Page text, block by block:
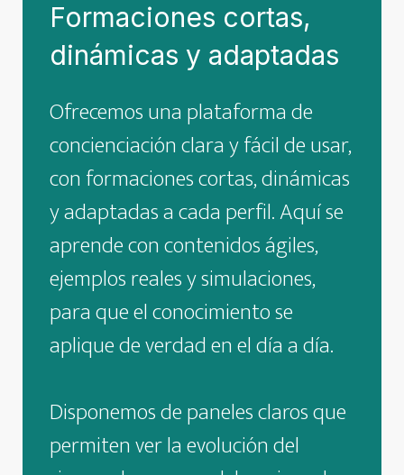
Formaciones cortas,
dinámicas y adaptadas
Ofrecemos una plataforma de
concienciación clara y fácil de usar,
con formaciones cortas, dinámicas
y adaptadas a cada perfil. Aquí se
aprende con contenidos ágiles,
ejemplos reales y simulaciones,
para que el conocimiento se
aplique de verdad en el día a día.
Disponemos de paneles claros que
permiten ver la evolución del